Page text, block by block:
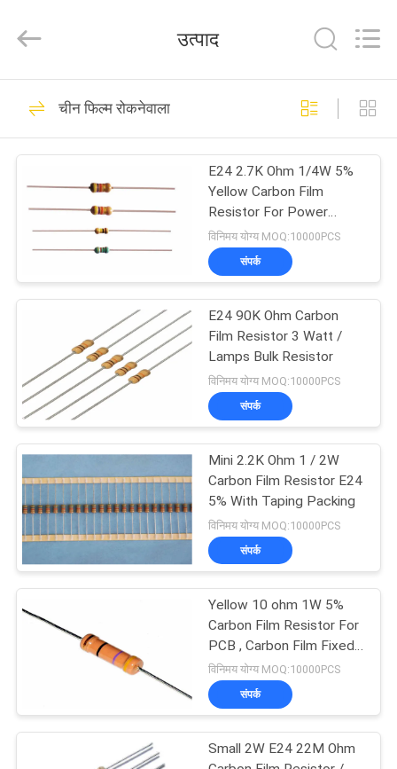
उत्पादों
वीआर
हमारे
कारखाना
भ्रमण
गुणवत्ता
नियंत्रण
संपर्क
करें
BLOG
Electronics
Co.,Ltd.
Reserved.
धातु ऑक्साइड Varistor
91
एसएमडी Varistor
34
Thermally संरक्षित
Varistor
18
लिक्विड कूलिंग प्लेट
279
उत्पाद
चीन फिल्म रोकनेवाला
E24 2.7K Ohm 1/4W 5%
Yellow Carbon Film
Resistor For Power
Supply
विनिमय योग्य MOQ:10000PCS
संपर्क
E24 90K Ohm Carbon
Film Resistor 3 Watt /
Lamps Bulk Resistor
विनिमय योग्य MOQ:10000PCS
संपर्क
Mini 2.2K Ohm 1 / 2W
Carbon Film Resistor E24
5% With Taping Packing
विनिमय योग्य MOQ:10000PCS
संपर्क
Yellow 10 ohm 1W 5%
Carbon Film Resistor For
PCB , Carbon Film Fixed
Resistors
विनिमय योग्य MOQ:10000PCS
संपर्क
Small 2W E24 22M Ohm